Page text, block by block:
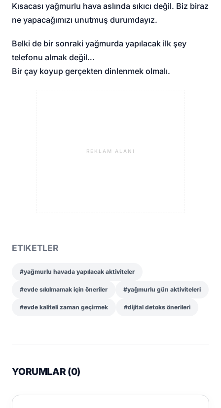
Kısacası yağmurlu hava aslında sıkıcı değil. Biz biraz
ne yapacağımızı unutmuş durumdayız.
Belki de bir sonraki yağmurda yapılacak ilk şey
telefonu almak değil…
Bir çay koyup gerçekten dinlenmek olmalı.
REKLAM ALANI
ETIKETLER
#yağmurlu havada yapılacak aktiviteler
#evde sıkılmamak için öneriler #yağmurlu gün aktiviteleri
#evde kaliteli zaman geçirmek #dijital detoks önerileri
YORUMLAR (0)